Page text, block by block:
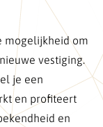
mogelijkheid om
vestiging.
je een
en profiteert
en